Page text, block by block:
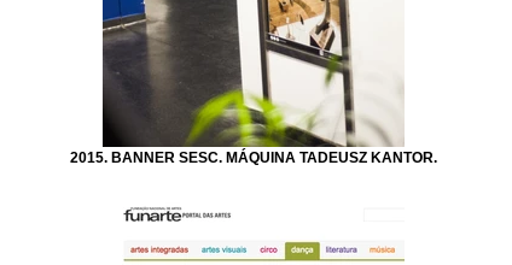
2015. BANNER SESC. MÁQUINA TADEUSZ KANTOR.